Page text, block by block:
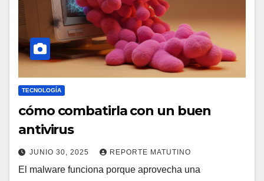
TECNOLOGÍA
cómo combatirla con un buen
antivirus
JUNIO 30, 2025 REPORTE MATUTINO
El malware funciona porque aprovecha una